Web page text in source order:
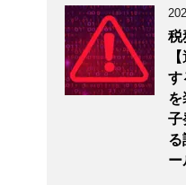
税
す
を
子
る
ー